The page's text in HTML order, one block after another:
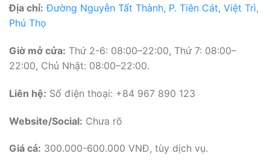
Địa chỉ: Đường Nguyễn Tất Thành, P. Tiên Cát, Việt Trì,
Phú Thọ
Giờ mở cửa: Thứ 2-6: 08:00–22:00, Thứ 7: 08:00–
22:00, Chủ Nhật: 08:00–22:00.
Liên hệ: Số điện thoại: +84 967 890 123
Website/Social: Chưa rõ
Giá cả: 300.000-600.000 VNĐ, tùy dịch vụ.